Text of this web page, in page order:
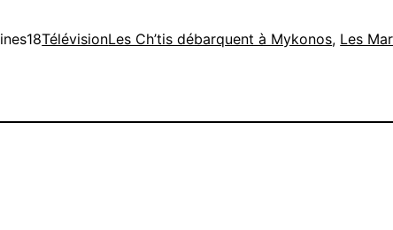
ines18TélévisionLes Ch’tis débarquent à Mykonos, Les